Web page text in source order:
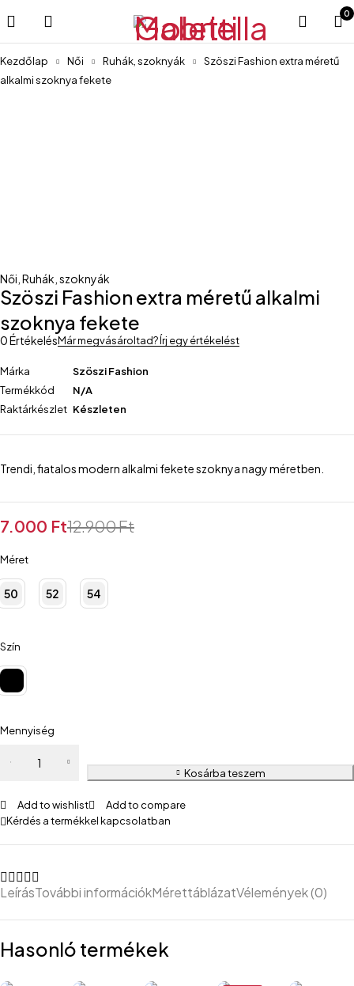
0
Kezdőlap Női Ruhák, szoknyák
Szöszi Fashion extra méretű
alkalmi szoknya fekete
Női Ruhák, szoknyák
Szöszi Fashion extra méretű alkalmi
szoknya fekete
0 ÉrtékelésMár megvásároltad? Írj egy értékelést
Márka
Szöszi Fashion
Termékkód
N/A
Raktárkészlet Készleten
Trendi, fiatalos modern alkalmi fekete szoknya nagy méretben.
12.900Ft
7.000 Ft
Méret
50 52 54
Szín
Mennyiség
Kosárba teszem
Add to wishlist
Add to compare
Kérdés a termékkel kapcsolatban
LeírásTovábbi információkMérettáblázatVélemények (0)
Hasonló termékek